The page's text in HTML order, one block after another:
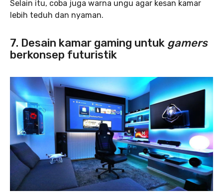
Selain itu, coba juga warna ungu agar kesan kamar
lebih teduh dan nyaman.
7. Desain kamar gaming untuk gamers
berkonsep futuristik